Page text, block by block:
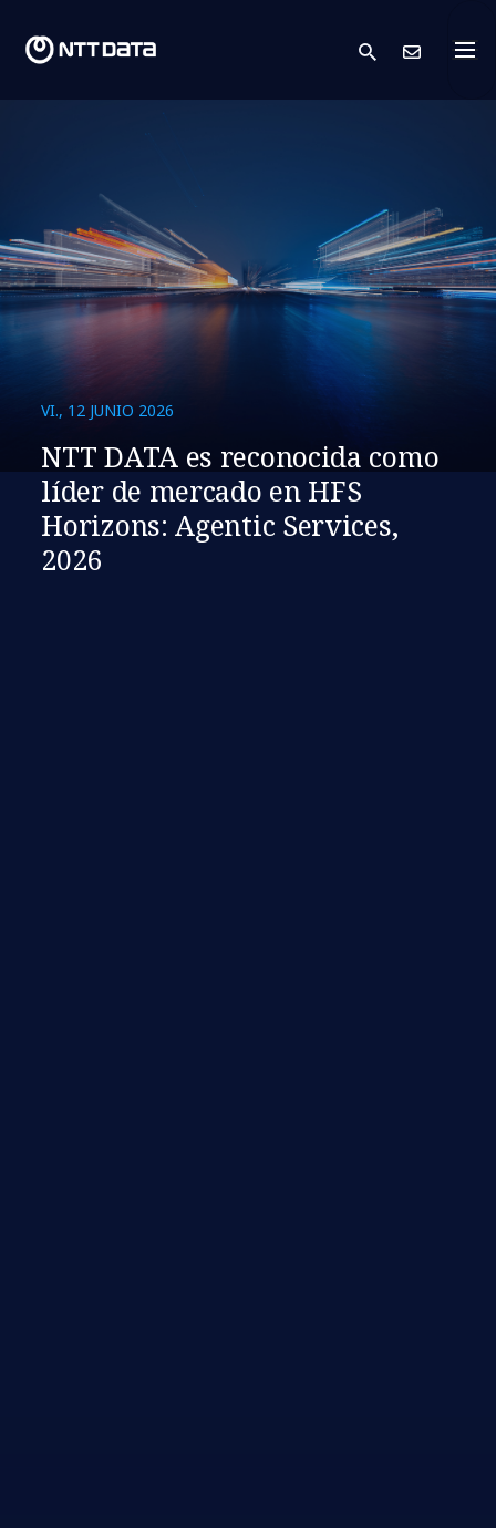
search
VI., 12 JUNIO 2026
NTT DATA es reconocida como
líder de mercado en HFS
Horizons: Agentic Services,
2026